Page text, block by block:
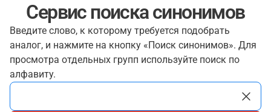
Сервис поиска синонимов
Введите слово, к которому требуется подобрать
аналог, и нажмите на кнопку «Поиск синонимов». Для
просмотра отдельных групп используйте поиск по
алфавиту.